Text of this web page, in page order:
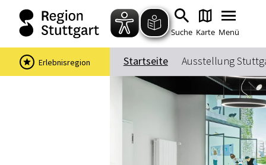
Suche Karte Menü
Startseite Ausstellung
Erlebnisregion